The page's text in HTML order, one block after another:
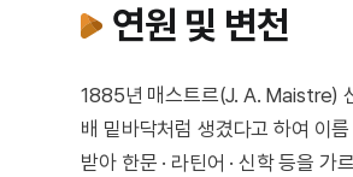
연원 및 변천
1885년 매스트르(J. A. Maistre)
배 밑바닥처럼 생겼다고 하여 이
받아 한문 · 라틴어 · 신학 등을 가